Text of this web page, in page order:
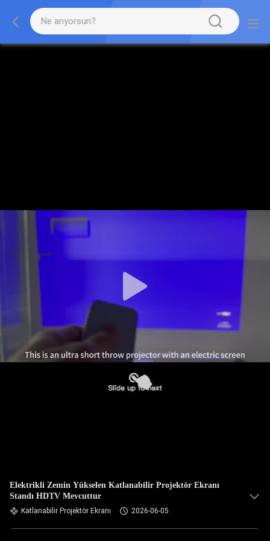
Elektrikli Zemin Yükselen Katlanabilir Projektör Ekranı
Standı HDTV Mevcuttur
Katlanabilir Projektör Ekranı 2026-06-05